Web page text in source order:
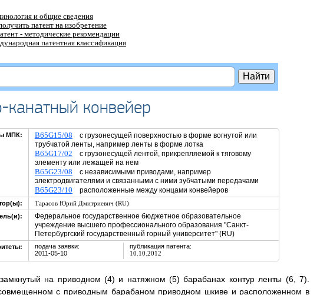
и общие сведения
патент на изобретение
- методические рекомендации
патентная классификация
конвейер
МПК: B65G15/08 с грузонесущей поверхностью в форме вогнутой или
трубчатой ленты, например ленты в форме лотка
B65G17/02 с грузонесущей лентой, прикрепляемой к тяговому
элементу или лежащей на нем
B65G23/08 с независимыми приводами, например
электродвигателями и связанными с ними зубчатыми передачами
B65G23/10 расположенные между концами конвейеров
Тарасов Юрий Дмитриевич (RU)
Федеральное государственное бюджетное образовательное
учреждение высшего профессионального образования "Санкт-
Петербургский государственный горный университет" (RU)
подача заявки:
2011-05-10
публикация патента:
10.10.2012
на приводном (4) и натяжном (5) барабанах контур ленты (6, 7).
с приводным барабаном приводном шкиве и расположенном в